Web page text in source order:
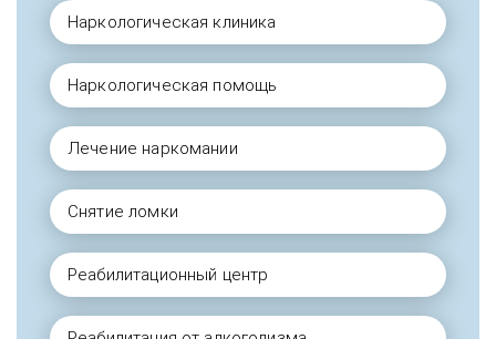
Наркологическая клиника
Наркологическая помощь
Лечение наркомании
Снятие ломки
Реабилитационный центр